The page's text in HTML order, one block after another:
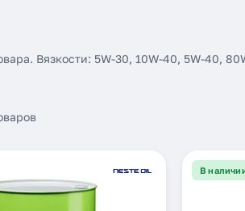
Вязкости: 5W-30, 10W-40, 5W-40,
В